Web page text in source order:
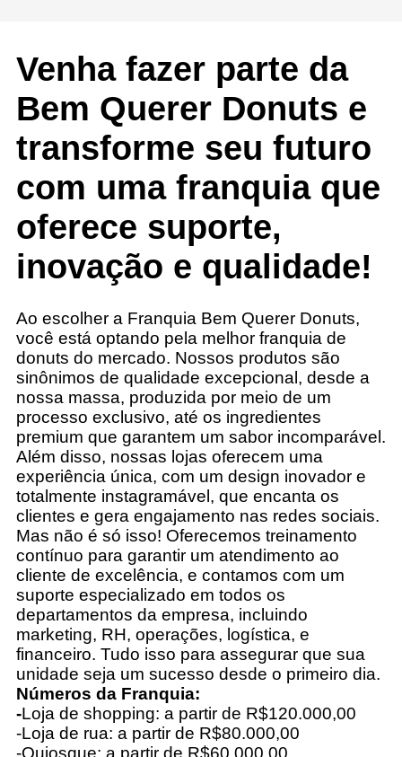
Venha fazer parte da
Bem Querer Donuts e
transforme seu futuro
com uma franquia que
oferece suporte,
inovação e qualidade!
Ao escolher a Franquia Bem Querer Donuts,
você está optando pela melhor franquia de
donuts do mercado. Nossos produtos são
sinônimos de qualidade excepcional, desde a
nossa massa, produzida por meio de um
processo exclusivo, até os ingredientes
premium que garantem um sabor incomparável.
Além disso, nossas lojas oferecem uma
experiência única, com um design inovador e
totalmente instagramável, que encanta os
clientes e gera engajamento nas redes sociais.
Mas não é só isso! Oferecemos treinamento
contínuo para garantir um atendimento ao
cliente de excelência, e contamos com um
suporte especializado em todos os
departamentos da empresa, incluindo
marketing, RH, operações, logística, e
financeiro. Tudo isso para assegurar que sua
unidade seja um sucesso desde o primeiro dia.
Números da Franquia:
-Loja de shopping: a partir de R$120.000,00
-Loja de rua: a partir de R$80.000,00